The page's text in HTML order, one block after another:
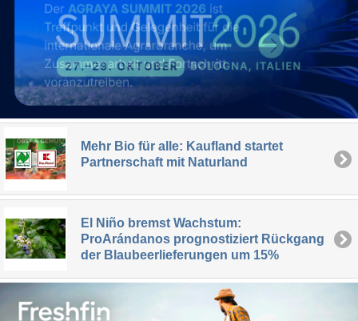
Mehr Bio für alle: Kaufland startet
Partnerschaft mit Naturland
El Niño bremst Wachstum:
ProArándanos prognostiziert Rückgang
der Blaubeerlieferungen um 15%